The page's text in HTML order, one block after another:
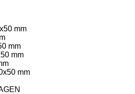
mm
mm
mm
mm